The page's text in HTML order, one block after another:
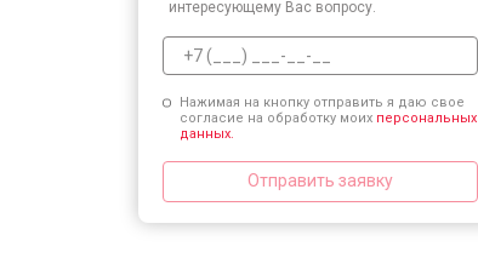
интересующему Вас вопросу.
Нажимая на кнопку отправить я даю свое
согласие на обработку моих персональных
данных.
Отправить заявку